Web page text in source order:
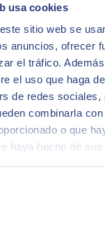
usa cookies
sitio web se
anuncios, ofrecer
el tráfico.
el uso que haga
de redes sociales,
combinarla
o que
haya hecho de sus
Manager en
Lozano, Digital
exclusiva y vive
Hotel ME (Carrer de
por nuestro booth de
preparadas !